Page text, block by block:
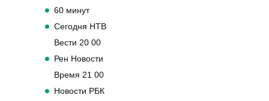
60 минут
Сегодня НТВ
Вести 20 00
Рен Новости
Время 21 00
Новости РБК